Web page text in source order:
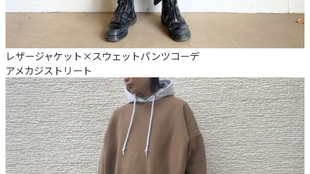
レザージャケット×スウェットパンツコーデ
アメカジストリート